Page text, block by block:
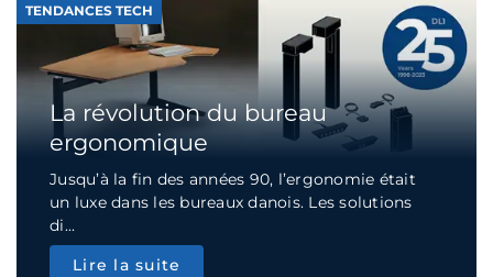
TENDANCES TECH
La révolution du bureau
ergonomique
Jusqu’à la fin des années 90, l’ergonomie était
un luxe dans les bureaux danois. Les solutions
di...
Lire la suite